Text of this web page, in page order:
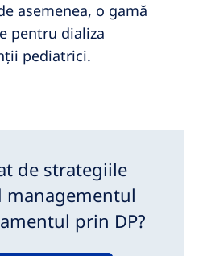
asemenea, o gamă
pentru dializa
pediatrici.
de strategiile
prin DP?